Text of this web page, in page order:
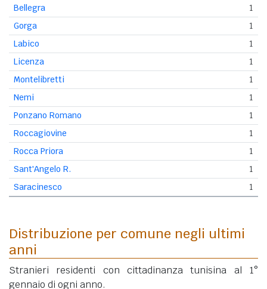
Bellegra
1
Gorga
1
Labico
1
Licenza
1
Montelibretti
1
Nemi
1
Ponzano Romano
1
Roccagiovine
1
Rocca Priora
1
Sant'Angelo R.
1
Saracinesco
1
Distribuzione per comune negli ultimi
anni
Stranieri residenti con cittadinanza tunisina al 1°
gennaio di ogni anno.